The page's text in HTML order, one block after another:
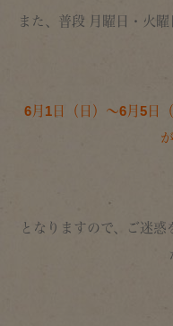
また、普段 月曜日・火
6月1日（日）～6月5日
となりますので、ご迷